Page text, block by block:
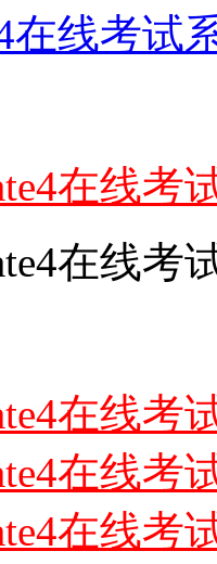
在线考试
在线
在线
在线
在线
在线